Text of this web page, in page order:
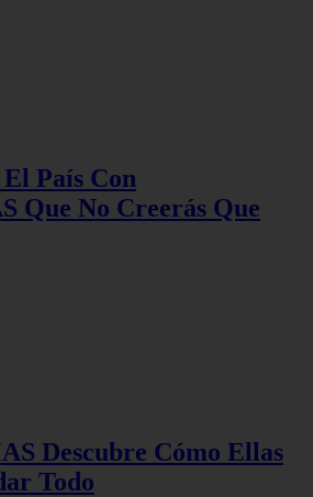
País Con
Que No Creerás Que
Descubre Cómo Ellas
Todo